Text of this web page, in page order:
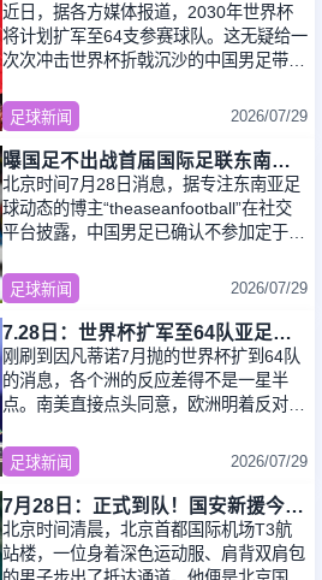
近日，据各方媒体报道，2030年世界杯
将计划扩军至64支参赛球队。这无疑给一
次次冲击世界杯折戟沉沙的中国男足带来
认为世
足球新闻 2026/07/29
曝国足不出战首届国际足联东南亚杯 窗口期将参加邀请赛
北京时间7月28日消息，据专注东南亚足
球动态的博主“theaseanfootball”在社交
平台披露，中国男足已确认不参加定于
2026年9月21日至10月6日举行的首届国
际足
足球新闻 2026/07/29
7.28日：世界杯扩军至64队亚足联为何反倒先急踩刹车
刚刷到因凡蒂诺7月抛的世界杯扩到64队
的消息，各个洲的反应差得不是一星半
点。南美直接点头同意，欧洲明着反对，
非洲大洋洲大概率跟着走，就亚足联的态
度，最值得
足球新闻 2026/07/29
7月28日：正式到队！国安新援今晨抵达北京，备战亚冠，成蒙哥马利麾下奇兵
北京时间清晨，北京首都国际机场T3航
站楼，一位身着深色运动服、肩背双肩包